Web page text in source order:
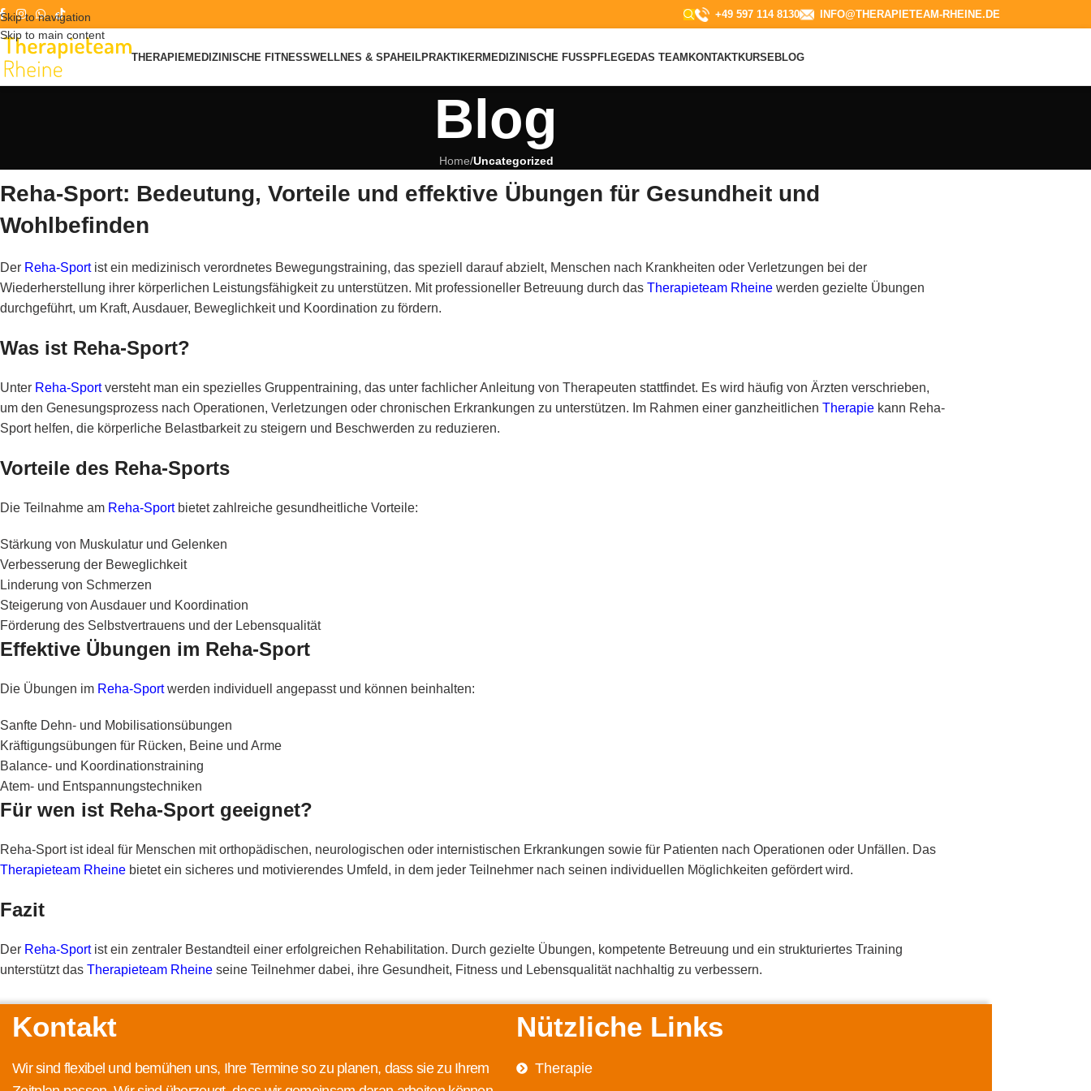
Skip to navigation
Skip to main content
+49 597 114 8130​ INFO@THERAPIETEAM-RHEINE.DE
THERAPIEMEDIZINISCHE FITNESSWELLNES & SPAHEILPRAKTIKERMEDIZINISCHE FUSSPFLEGE DAS TEAMKONTAKTKURSEBLOG
Blog
Home/Uncategorized
Reha-Sport: Bedeutung, Vorteile und effektive Übungen für Gesundheit und
Wohlbefinden
Der Reha-Sportist ein medizinisch verordnetes Bewegungstraining, das speziell darauf abzielt, Menschen nach Krankheiten oder Verletzungen bei der
Wiederherstellung ihrer körperlichen Leistungsfähigkeit zu unterstützen. Mit professioneller Betreuung durch das Therapieteam Rheine werden gezielte Übungen
durchgeführt, um Kraft, Ausdauer, Beweglichkeit und Koordination zu fördern.
Was ist Reha-Sport?
Unter Reha-Sportversteht man ein spezielles Gruppentraining, das unter fachlicher Anleitung von Therapeuten stattfindet. Es wird häufig von Ärzten verschrieben,
um den Genesungsprozess nach Operationen, Verletzungen oder chronischen Erkrankungen zu unterstützen. Im Rahmen einer ganzheitlichen Therapie kann Reha-
Sport helfen, die körperliche Belastbarkeit zu steigern und Beschwerden zu reduzieren.
Vorteile des Reha-Sports
Die Teilnahme am Reha-Sportbietet zahlreiche gesundheitliche Vorteile:
Stärkung von Muskulatur und Gelenken
Verbesserung der Beweglichkeit
Linderung von Schmerzen
Steigerung von Ausdauer und Koordination
Förderung des Selbstvertrauens und der Lebensqualität
Effektive Übungen im Reha-Sport
Die Übungen im Reha-Sportwerden individuell angepasst und können beinhalten:
Sanfte Dehn- und Mobilisationsübungen
Kräftigungsübungen für Rücken, Beine und Arme
Balance- und Koordinationstraining
Atem- und Entspannungstechniken
Für wen ist Reha-Sport geeignet?
Reha-Sport ist ideal für Menschen mit orthopädischen, neurologischen oder internistischen Erkrankungen sowie für Patienten nach Operationen oder Unfällen. Das
Therapieteam Rheine bietet ein sicheres und motivierendes Umfeld, in dem jeder Teilnehmer nach seinen individuellen Möglichkeiten gefördert wird.
Fazit
Der Reha-Sportist ein zentraler Bestandteil einer erfolgreichen Rehabilitation. Durch gezielte Übungen, kompetente Betreuung und ein strukturiertes Training
unterstützt das Therapieteam Rheine seine Teilnehmer dabei, ihre Gesundheit, Fitness und Lebensqualität nachhaltig zu verbessern.
Kontakt
Wir sind flexibel und bemühen uns, Ihre Termine so zu planen, dass sie zu Ihrem
Nützliche Links
Therapie